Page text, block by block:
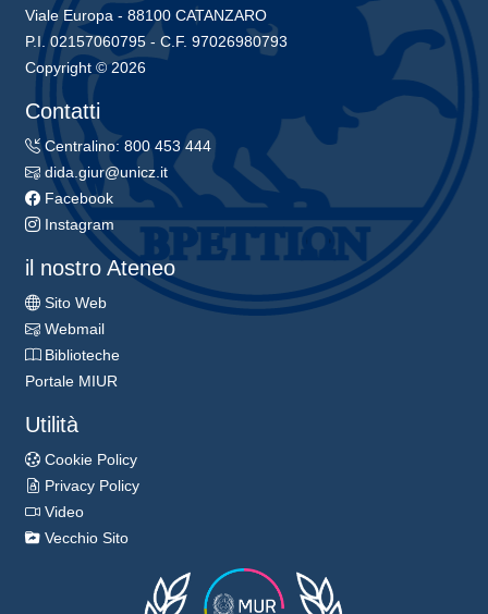
Viale Europa - 88100 CATANZARO
P.I. 02157060795 - C.F. 97026980793
Copyright © 2026
Contatti
Centralino: 800 453 444
dida.giur@unicz.it
Facebook
Instagram
il nostro Ateneo
Sito Web
Webmail
Biblioteche
Portale MIUR
Utilità
Cookie Policy
Privacy Policy
Video
Vecchio Sito